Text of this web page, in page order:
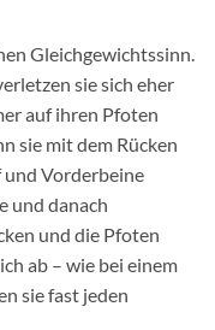
Gleichgewichtssinn.
sie sich eher
auf ihren Pfoten
sie mit dem Rücken
und Vorderbeine
und danach
und die Pfoten
ab – wie bei einem
sie fast jeden